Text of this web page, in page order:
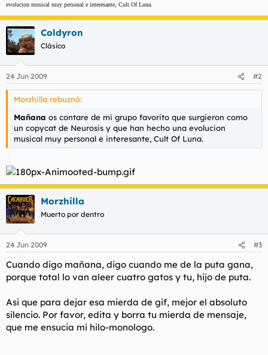
evolucion musical muy personal e interesante, Cult Of Luna.
Coldyron
Clásico
24 Jun 2009 #2
Morzhilla rebuznó:
Mañana os contare de mi grupo favorito que surgieron como
un copycat de Neurosis y que han hecho una evolucion
musical muy personal e interesante, Cult Of Luna.
Morzhilla
Muerto por dentro
24 Jun 2009 #3
Cuando digo mañana, digo cuando me de la puta gana,
porque total lo van aleer cuatro gatos y tu, hijo de puta.
Asi que para dejar esa mierda de gif, mejor el absoluto
silencio. Por favor, edita y borra tu mierda de mensaje,
que me ensucia mi hilo-monologo.